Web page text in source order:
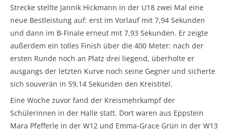
Strecke stellte Jannik Hickmann in der U18 zwei Mal eine
neue Bestleistung auf: erst im Vorlauf mit 7,94 Sekunden
und dann im B-Finale erneut mit 7,93 Sekunden. Er zeigte
außerdem ein tolles Finish über die 400 Meter: nach der
ersten Runde noch an Platz drei liegend, überholte er
ausgangs der letzten Kurve noch seine Gegner und sicherte
sich souverän in 59,14 Sekunden den Kreistitel.
Eine Woche zuvor fand der Kreismehrkampf der
Schülerinnen in der Halle statt. Dort waren aus Eppstein
Mara Pfefferle in der W12 und Emma-Grace Grün in der W13